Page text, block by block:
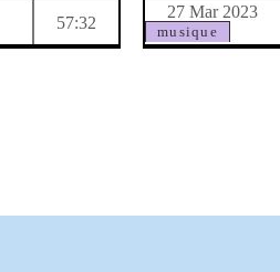
57:32 musique
27 Mar 2023